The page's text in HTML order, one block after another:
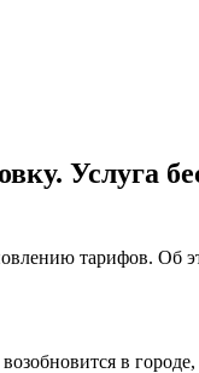
Услуга
тарифов. Об
в городе,